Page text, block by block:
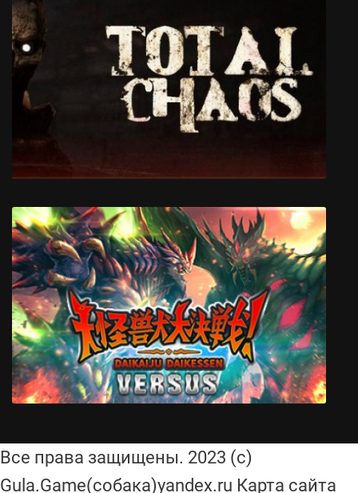
The Caligula Effect: Overdose
Total Chaos
Все права защищены. 2023 (с)
Gula.Game(собака)yandex.ru Карта сайта